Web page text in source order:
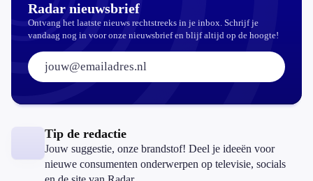
Radar nieuwsbrief
Ontvang het laatste nieuws rechtstreeks in je inbox. Schrijf je
vandaag nog in voor onze nieuwsbrief en blijf altijd op de hoogte!
E-mailadres:
Tip de redactie
Jouw suggestie, onze brandstof! Deel je ideeën voor
nieuwe consumenten onderwerpen op televisie, socials